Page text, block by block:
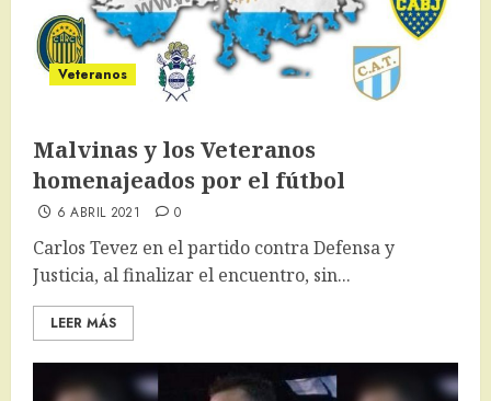
Veteranos
Malvinas y los Veteranos
homenajeados por el fútbol
6 ABRIL 2021 0
Carlos Tevez en el partido contra Defensa y
Justicia, al finalizar el encuentro, sin...
LEER MÁS